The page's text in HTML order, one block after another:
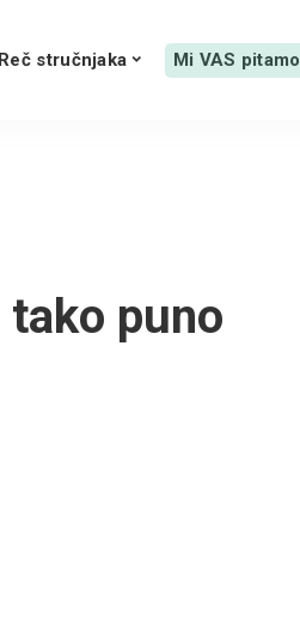
Reč stručnjaka Mi VAS pitamo
tako puno